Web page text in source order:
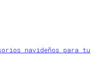
navideños para tu